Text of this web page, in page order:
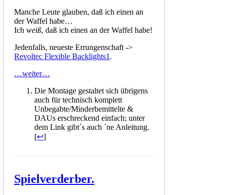
Manche Leute glauben, daß ich einen an
der Waffel habe…
Ich weiß, daß ich einen an der Waffel habe!
Jedenfalls, neueste Errungenschaft ->
Revoltec Flexible Backlights1 .
…weiter…
Die Montage gestaltet sich übrigens
auch für technisch komplett
Unbegabte/Minderbemittelte &
DAUs erschreckend einfach; unter
dem Link gibt´s auch ´ne Anleitung.
[↩]
Spielverderber.